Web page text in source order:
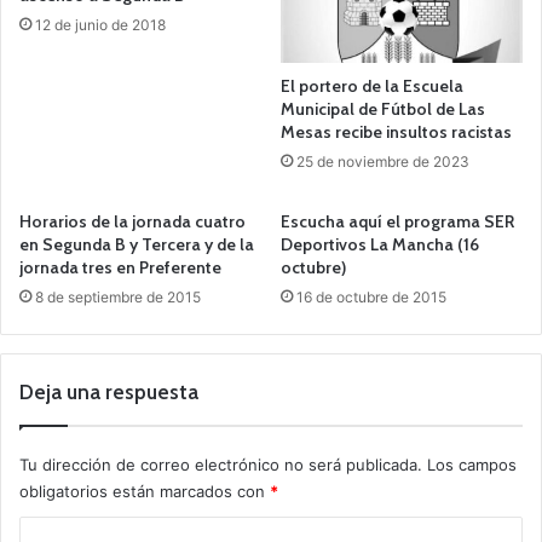
12 de junio de 2018
El portero de la Escuela
Municipal de Fútbol de Las
Mesas recibe insultos racistas
25 de noviembre de 2023
Horarios de la jornada cuatro
en Segunda B y Tercera y de la
jornada tres en Preferente
8 de septiembre de 2015
Escucha aquí el programa SER
Deportivos La Mancha (16
octubre)
16 de octubre de 2015
Deja una respuesta
Tu dirección de correo electrónico no será publicada. Los campos
obligatorios están marcados con *